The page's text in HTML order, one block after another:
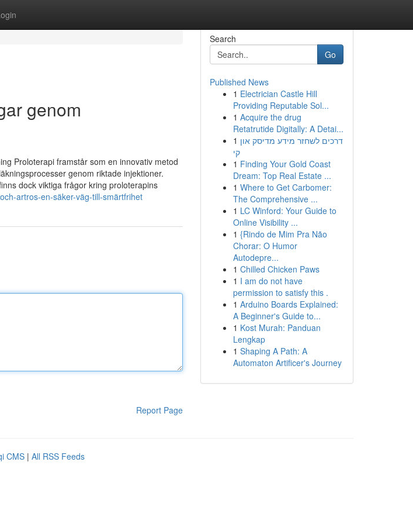
genom
Proloterapi framstår som en innovativ metod
genom riktade injektioner.
dock viktiga frågor kring proloterapins
artros-en-säker-väg-till-smärtfrihet
Report Page
Search
Go
Published News
1 Electrician Castle Hill
Providing Reputable Sol...
1 Acquire the drug
Retatrutide Digitally: A Detai...
1 דרכים לשחזר מידע מדיסק און
קי
1 Finding Your Gold Coast
Dream: Top Real Estate ...
1 Where to Get Carbomer:
The Comprehensive ...
1 LC Winford: Your Guide to
Online Visibility ...
1 {Rindo de Mim Pra Não
Chorar: O Humor
Autodepre...
1 Chilled Chicken Paws
1 I am do not have
permission to satisfy this .
1 Arduino Boards Explained:
A Beginner's Guide to...
1 Kost Murah: Panduan
Lengkap
1 Shaping A Path: A
Automaton Artificer's Journey
CMS | All RSS Feeds